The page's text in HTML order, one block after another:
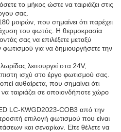
το μήκος ώστε να ταιριάζει στις
σας.
μοιρών, που σημαίνει ότι παρέχει
του φωτός. Η θερμοκρασία
σας να επιλέξετε μεταξύ
για να δημιουργήσετε την
λειτουργεί στα 24V,
ισχύ στο έργο φωτισμού σας.
αυθαίρετα, που σημαίνει ότι
ταιριάζει σε οποιονδήποτε χώρο
LC-KWGD2023-COB3 από την
επιλογή φωτισμού που είναι
και σεναρίων. Είτε θέλετε να